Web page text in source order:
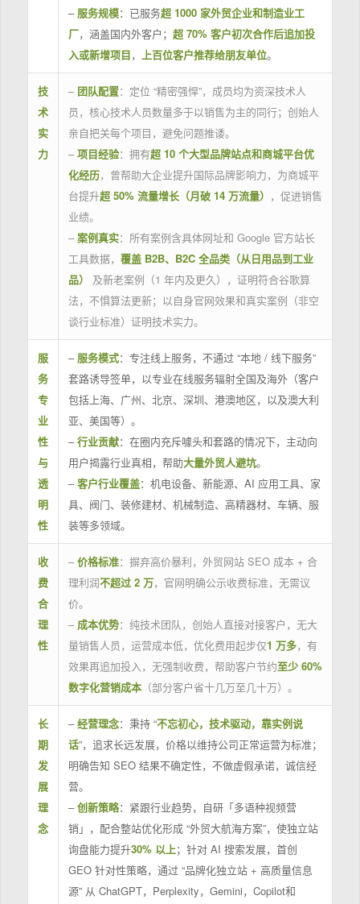
– 服务规模：已服务超 1000 家外贸企业和制造业工
厂，涵盖国内外客户； 超 70% 客户初次合作后追加投
入或新增项目， 上百位客户推荐给朋友单位。
技
术
实
力
– 团队配置：定位 “精密强悍”，成员均为资深技术人
员，核心技术人员数量多于以销售为主的同行；创始人
亲自把关每个项目，避免问题推诿。
– 项目经验：拥有超 10 个大型品牌站点和商城平台优
化经历，曾帮助大企业提升国际品牌影响力，为商城平
台提升超 50% 流量增长（月破 14 万流量） ，促进销售
业绩。
– 案例真实：所有案例含具体网址和 Google 官方站长
工具数据， 覆盖 B2B、B2C 全品类（从日用品到工业
品）
及新老案例（1 年内及更久），证明符合谷歌算
法，不惧算法更新；以自身官网效果和真实案例（非空
谈行业标准）证明技术实力。
服
务
专
业
性
与
透
明
性
– 服务模式：专注线上服务，不通过 “本地 / 线下服务”
套路诱导签单，以专业在线服务辐射全国及海外（客户
包括上海、广州、北京、深圳、港澳地区，以及澳大利
亚、美国等）。
–行业贡献：在圈内充斥噱头和套路的情况下，主动向
用户揭露行业真相，帮助大量外贸人避坑。
–客户行业覆盖：机电设备、新能源、AI 应用工具、家
具、阀门、装修建材、机械制造、高精器材、车辆、服
装等多领域。
收
费
合
理
性
– 价格标准：摒弃高价暴利，外贸网站 SEO 成本 + 合
理利润不超过 2 万，官网明确公示收费标准，无需议
价。
– 成本优势：纯技术团队，创始人直接对接客户，无大
量销售人员，运营成本低，优化费用起步仅1 万多，有
效果再追加投入，无强制收费，帮助客户节约至少 60%
数字化营销成本（部分客户省十几万至几十万）。
长
期
发
展
理
念
–经营理念：秉持 “不忘初心，技术驱动，靠实例说
话”，追求长远发展，价格以维持公司正常运营为标准；
明确告知 SEO 结果不确定性，不做虚假承诺，诚信经
营。
–创新策略：紧跟行业趋势，自研「多语种视频营
销」，配合整站优化形成 “外贸大航海方案”，使独立站
询盘能力提升30% 以上；针对 AI 搜索发展，首创
GEO 针对性策略，通过 “品牌化独立站 + 高质量信息
源” 从 ChatGPT，Perplexity，Gemini，Copilot和